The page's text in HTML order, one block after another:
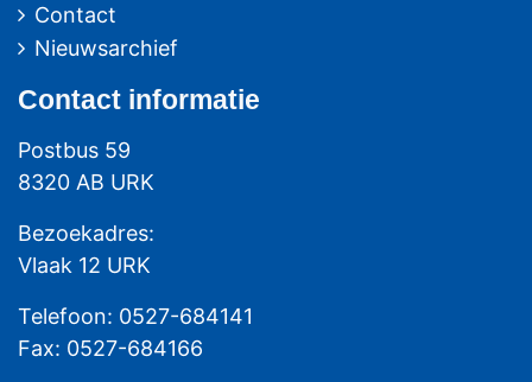
Contact
Nieuwsarchief
Contact informatie
Postbus 59
8320 AB URK
Bezoekadres:
Vlaak 12 URK
Telefoon: 0527-684141
Fax: 0527-684166